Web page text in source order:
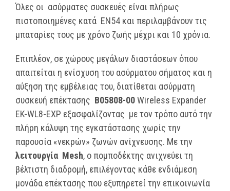
Όλες οι ασύρματες συσκευές είναι πλήρως
πιστοποιημένες κατά EN54 και περιλαμβάνουν τις
μπαταρίες τους με χρόνο ζωής μέχρι και 10 χρόνια.
Επιπλέον, σε χώρους μεγάλων διαστάσεων όπου
απαιτείται η ενίσχυση του ασύρματου σήματος και η
αύξηση της εμβέλειας του, διατίθεται ασύρματη
συσκευή επέκτασης B05808-00Wireless Expander
EK-WL8-EXP εξασφαλίζοντας με τον τρόπο αυτό την
πλήρη κάλυψη της εγκατάστασης χωρίς την
παρουσία «νεκρών» ζωνών ανίχνευσης. Με την
λειτουργία Mesh, o πομποδέκτης ανιχνεύει τη
βέλτιστη διαδρομή, επιλέγοντας κάθε ενδιάμεση
μονάδα επέκτασης που εξυπηρετεί την επικοινωνία